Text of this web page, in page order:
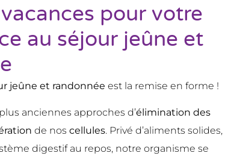
pour votre
au séjour jeûne et
jeûne et randonnée est la remise en forme !
anciennes approches d’élimination des
de noscellules. Privé d’aliments solides,
digestif au repos, notre organisme se